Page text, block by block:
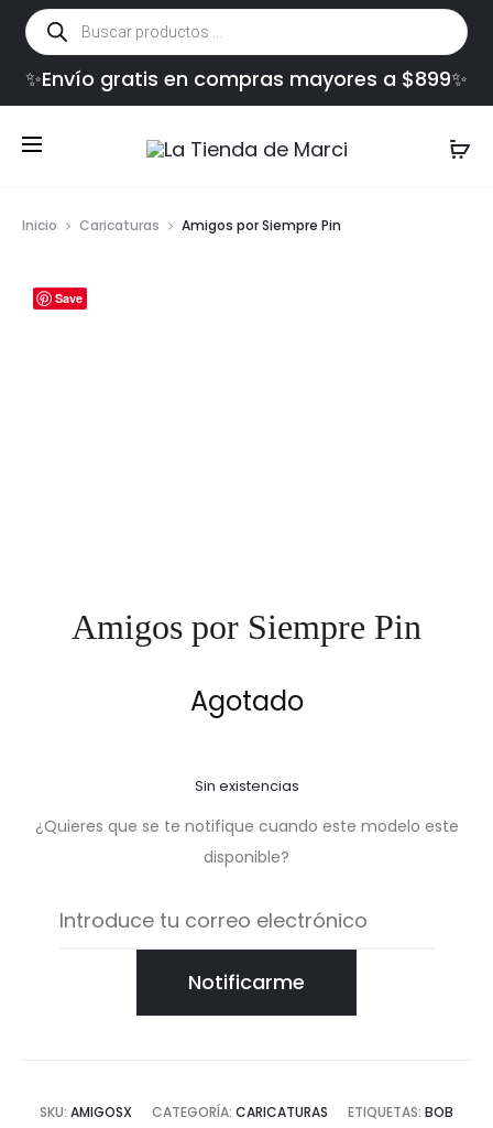
Búsqueda
de
productos
✨Envío gratis en compras mayores a $899✨
Inicio Caricaturas Amigos por Siempre Pin
Save
Amigos por Siempre Pin
Agotado
Sin existencias
¿Quieres que se te notifique cuando este modelo este
disponible?
Notificarme
SKU: AMIGOSX CATEGORÍA: CARICATURAS ETIQUETAS: BOB